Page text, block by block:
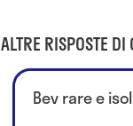
ALTRE RISPOSTE DI
Bev rare e